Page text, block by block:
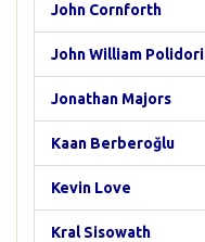
John Cornforth
John William Polidori
Jonathan Majors
Kaan Berberoğlu
Kevin Love
Kral Sisowath